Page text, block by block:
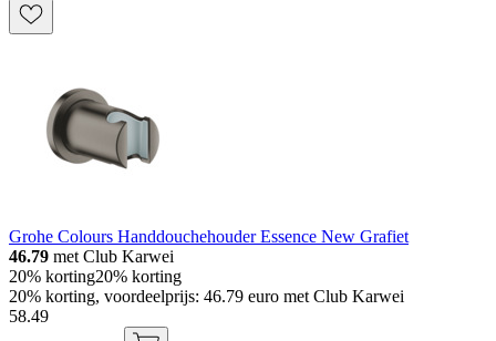
Grohe Colours Handdouchehouder Essence New Grafiet
46.79 met Club Karwei
20% korting20% korting
20% korting, voordeelprijs: 46.79 euro met Club Karwei
58.49